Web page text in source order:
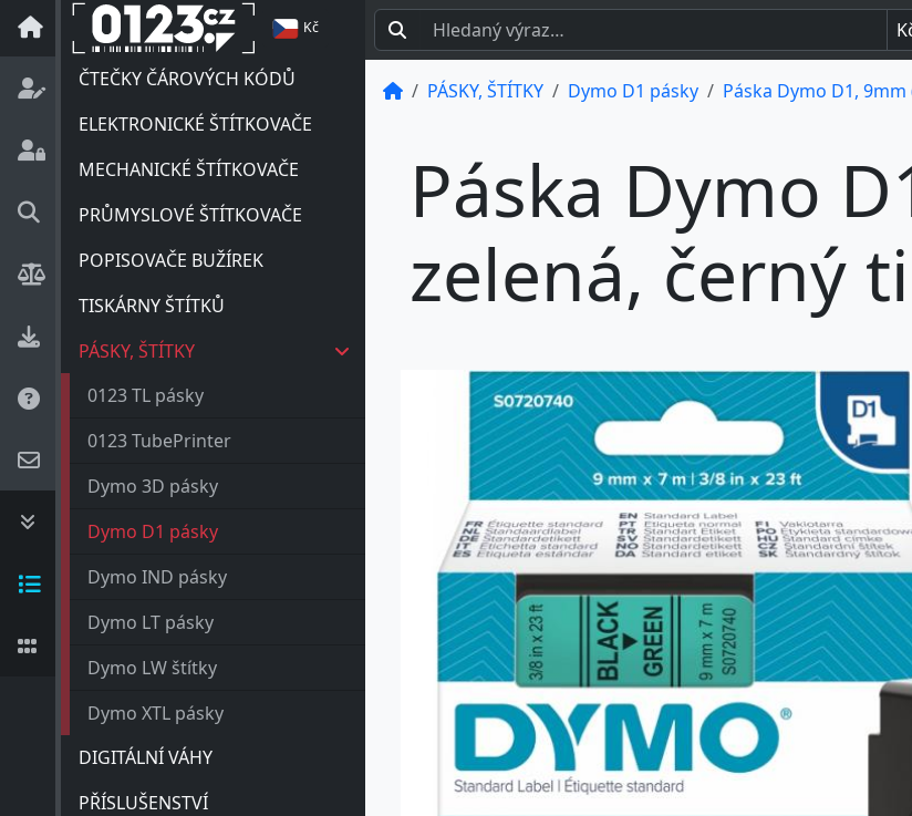
Kč
ČTEČKY ČÁROVÝCH KÓDŮ
ELEKTRONICKÉ ŠTÍTKOVAČE
MECHANICKÉ ŠTÍTKOVAČE
PRŮMYSLOVÉ ŠTÍTKOVAČE
POPISOVAČE BUŽÍREK
TISKÁRNY ŠTÍTKŮ
PÁSKY, ŠTÍTKY
0123 TL pásky
0123 TubePrinter
Dymo 3D pásky
Dymo D1 pásky
Dymo IND pásky
Dymo LT pásky
Dymo LW štítky
Dymo XTL pásky
DIGITÁLNÍ VÁHY
PŘÍSLUŠENSTVÍ
PÁSKY, ŠTÍTKY Dymo D1 pásky Páska Dymo D1,
Páska Dymo
zelená, černý